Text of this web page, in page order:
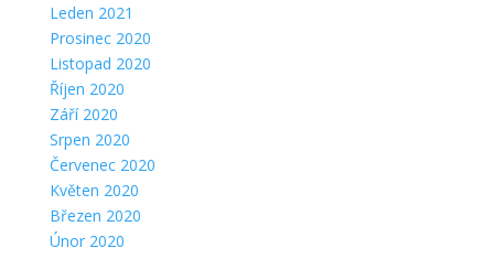
Leden 2021
Prosinec 2020
Listopad 2020
Říjen 2020
Září 2020
Srpen 2020
Červenec 2020
Květen 2020
Březen 2020
Únor 2020